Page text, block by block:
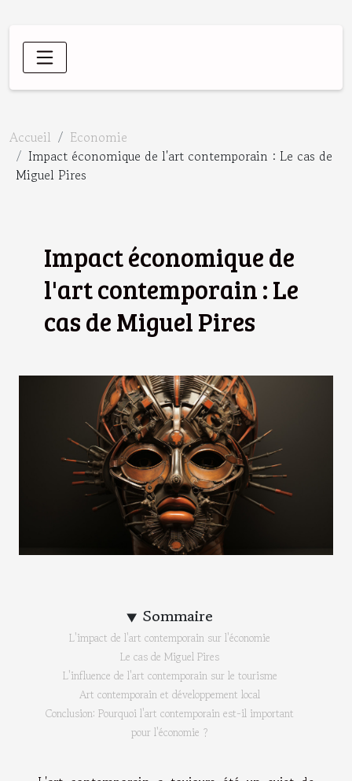
Accueil
Economie
Impact économique de l'art contemporain : Le cas de
Miguel Pires
Impact économique de
l'art contemporain : Le
cas de Miguel Pires
Sommaire
L'impact de l'art contemporain sur l'économie
Le cas de Miguel Pires
L'influence de l'art contemporain sur le tourisme
Art contemporain et développement local
Conclusion: Pourquoi l'art contemporain est-il important
pour l'économie ?